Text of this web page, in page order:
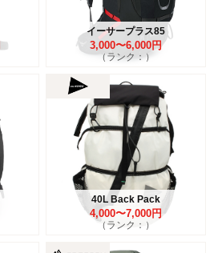
イーサープラス85
3,000〜6,000円
（ランク：）
40L Back Pack
4,000〜7,000円
（ランク：）